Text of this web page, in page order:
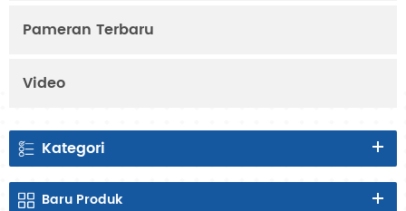
Pameran Terbaru
Video
Kategori
Baru Produk